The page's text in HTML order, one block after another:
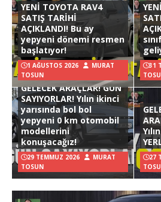
YENİ TOYOTA RAV4
SATIŞ TARİHİ
AÇIKLANDI! Bu ay
yepyeni dönemi resmen
başlatıyor!
1 AĞUSTOS 2026
MURAT
TOSUN
31
GELECEK ARAÇLAR! GÜN
SAYIYORLAR! Yılın ikinci
yarısında bol bol
yepyeni 0 km otomobil
modellerini
konuşacağız!
29 TEMMUZ 2026
MURAT
TOSUN
27